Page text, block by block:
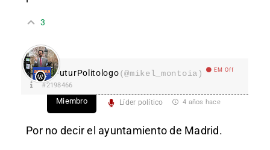
3
FuturPolitologo(@mikel_montoia) EM Off
#2198466
Miembro Líder político 4 años hace
Por no decir el ayuntamiento de Madrid.